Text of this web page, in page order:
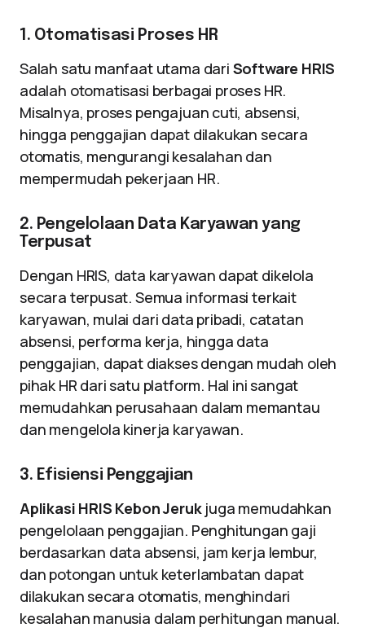
1. Otomatisasi Proses HR
Salah satu manfaat utama dari Software HRIS
adalah otomatisasi berbagai proses HR.
Misalnya, proses pengajuan cuti, absensi,
hingga penggajian dapat dilakukan secara
otomatis, mengurangi kesalahan dan
mempermudah pekerjaan HR.
2. Pengelolaan Data Karyawan yang
Terpusat
Dengan HRIS, data karyawan dapat dikelola
secara terpusat. Semua informasi terkait
karyawan, mulai dari data pribadi, catatan
absensi, performa kerja, hingga data
penggajian, dapat diakses dengan mudah oleh
pihak HR dari satu platform. Hal ini sangat
memudahkan perusahaan dalam memantau
dan mengelola kinerja karyawan.
3. Efisiensi Penggajian
Aplikasi HRIS Kebon Jerukjuga memudahkan
pengelolaan penggajian. Penghitungan gaji
berdasarkan data absensi, jam kerja lembur,
dan potongan untuk keterlambatan dapat
dilakukan secara otomatis, menghindari
kesalahan manusia dalam perhitungan manual.